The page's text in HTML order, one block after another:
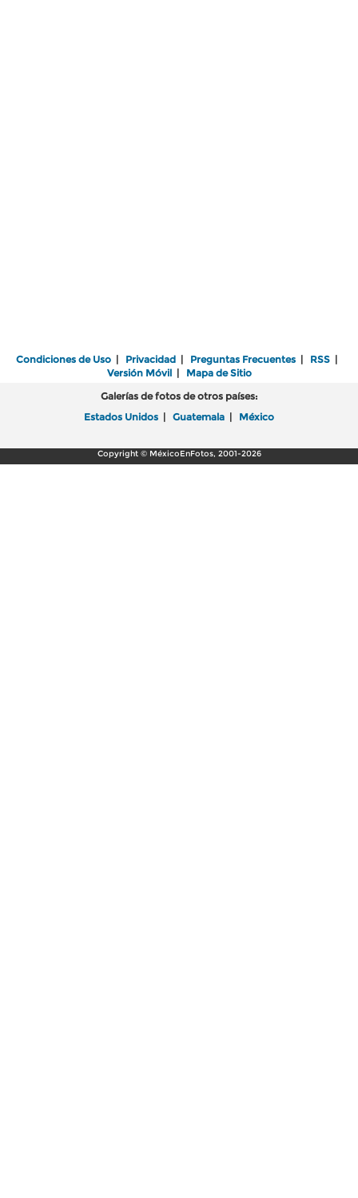
Condiciones de Uso | Privacidad | Preguntas Frecuentes | RSS |
Versión Móvil| Mapa de Sitio
Galerías de fotos de otros países:
Estados Unidos | Guatemala | México
Copyright © MéxicoEnFotos, 2001-2026